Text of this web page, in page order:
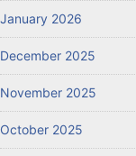
January 2026
December 2025
November 2025
October 2025